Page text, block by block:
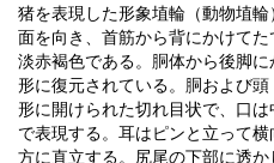
猪を表現した形象埴輪（動物埴
面を向き、首筋から背にかけて
淡赤褐色である。胴体から後脚
形に復元されている。胴および
形に開けられた切れ目状で、口
で表現する。耳はピンと立って
方に直立する。尻尾の下部に透